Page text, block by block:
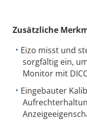
Zusätzliche
Eizo misst und
sorgfältig ein,
Monitor mit
Eingebauter